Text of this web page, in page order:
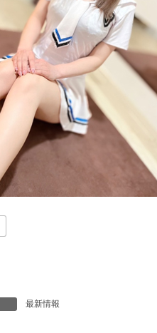
最新情報